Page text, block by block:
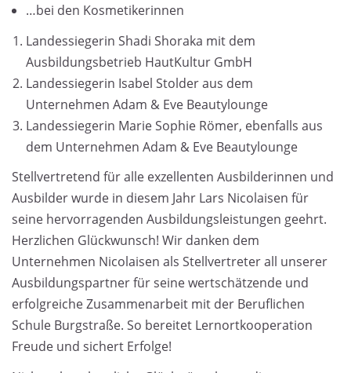
…bei den Kosmetikerinnen
Landessiegerin Shadi Shoraka mit dem
Ausbildungsbetrieb HautKultur GmbH
Landessiegerin Isabel Stolder aus dem
Unternehmen Adam & Eve Beautylounge
Landessiegerin Marie Sophie Römer, ebenfalls aus
dem Unternehmen Adam & Eve Beautylounge
Stellvertretend für alle exzellenten Ausbilderinnen und
Ausbilder wurde in diesem Jahr Lars Nicolaisen für
seine hervorragenden Ausbildungsleistungen geehrt.
Herzlichen Glückwunsch! Wir danken dem
Unternehmen Nicolaisen als Stellvertreter all unserer
Ausbildungspartner für seine wertschätzende und
erfolgreiche Zusammenarbeit mit der Beruflichen
Schule Burgstraße. So bereitet Lernortkooperation
Freude und sichert Erfolge!